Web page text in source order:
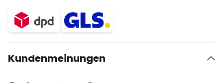
Kundenmeinungen